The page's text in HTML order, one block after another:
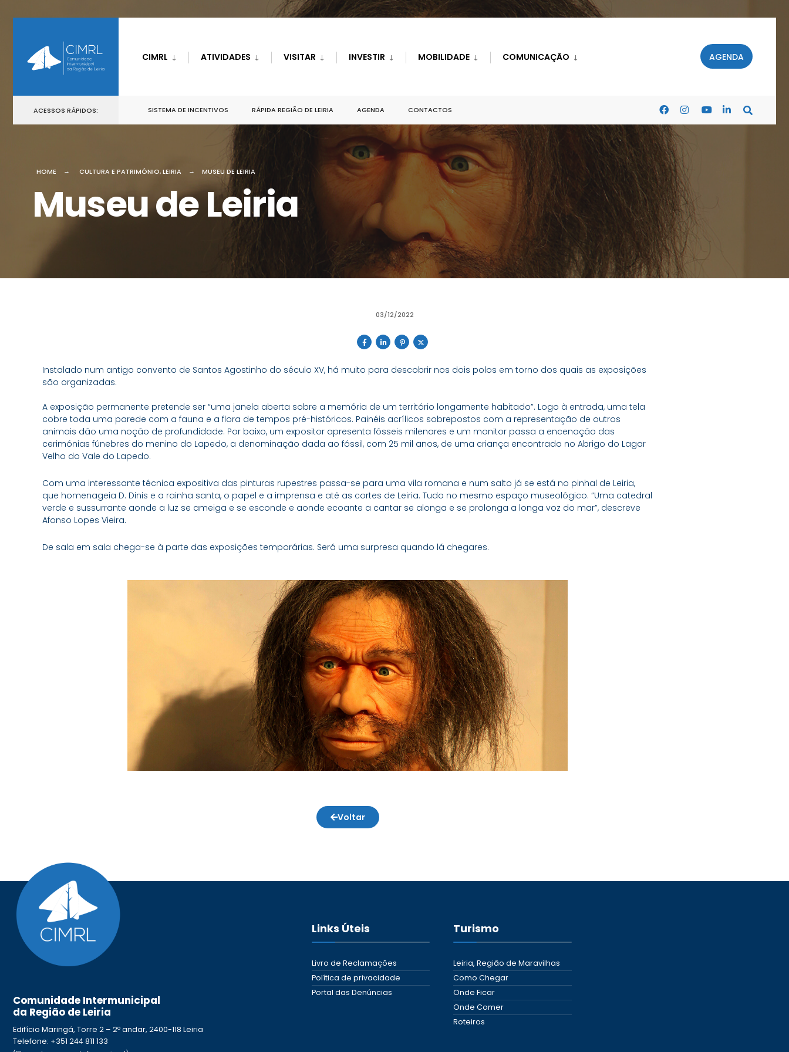
CIMRL ATIVIDADES VISITAR INVESTIR MOBILIDADE COMUNICAÇÃO AGENDA
ACESSOS RÁPIDOS: SISTEMA DE INCENTIVOS RÁPIDA REGIÃO DE LEIRIA AGENDA CONTACTOS
HOME CULTURA E PATRIMÓNIO,LEIRIA MUSEU DE LEIRIA
Museu de Leiria
03/12/2022
Instalado num antigo convento de Santos Agostinho do século XV, há muito para descobrir nos dois polos em torno dos quais as exposições
são organizadas.
A exposição permanente pretende ser “uma janela aberta sobre a memória de um território longamente habitado”. Logo à entrada, uma tela
cobre toda uma parede com a fauna e a flora de tempos pré-históricos. Painéis acrílicos sobrepostos com a representação de outros
animais dão uma noção de profundidade. Por baixo, um expositor apresenta fósseis milenares e um monitor passa a encenação das
cerimónias fúnebres do menino do Lapedo, a denominação dada ao fóssil, com 25 mil anos, de uma criança encontrado no Abrigo do Lagar
Velho do Vale do Lapedo.
Com uma interessante técnica expositiva das pinturas rupestres passa-se para uma vila romana e num salto já se está no pinhal de Leiria,
que homenageia D. Dinis e a rainha santa, o papel e a imprensa e até as cortes de Leiria. Tudo no mesmo espaço museológico. “Uma catedral
verde e sussurrante aonde a luz se ameiga e se esconde e aonde ecoante a cantar se alonga e se prolonga a longa voz do mar”, descreve
Afonso Lopes Vieira.
De sala em sala chega-se à parte das exposições temporárias. Será uma surpresa quando lá chegares.
Voltar
Comunidade Intermunicipal
da Região de Leiria
Edifício Maringá, Torre 2 – 2º andar, 2400-118 Leiria
Telefone: +351 244 811 133
Links Úteis
Livro de Reclamações
Política de privacidade
Portal das Denúncias
Turismo
Leiria, Região de Maravilhas
Como Chegar
Onde Ficar
Onde Comer
Roteiros